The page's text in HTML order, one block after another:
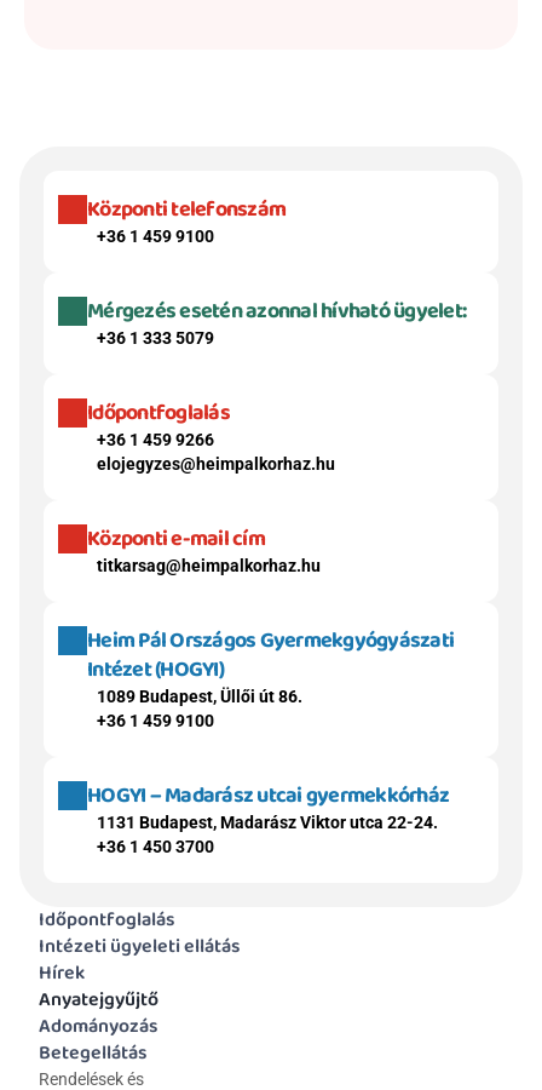
Központi telefonszám
+36 1 459 9100
Mérgezés esetén azonnal hívható ügyelet:
+36 1 333 5079
Időpontfoglalás
+36 1 459 9266
elojegyzes@heimpalkorhaz.hu
Központi e-mail cím
titkarsag@heimpalkorhaz.hu
Heim Pál Országos Gyermekgyógyászati
Intézet (HOGYI)
1089 Budapest, Üllői út 86.
+36 1 459 9100
HOGYI – Madarász utcai gyermekkórház
1131 Budapest, Madarász Viktor utca 22-24.
+36 1 450 3700
Időpontfoglalás
Intézeti ügyeleti ellátás
Hírek
Anyatejgyűjtő
Adományozás
Betegellátás
Rendelések és